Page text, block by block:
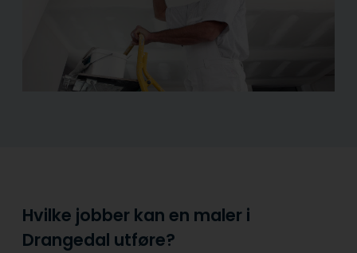
Hvilke jobber kan en maler i
Drangedal utføre?